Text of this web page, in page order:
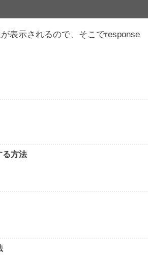
表示されるので、そこでresponse
る方法